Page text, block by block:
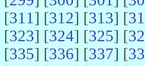
[311] [312] [313] [
[323] [324] [325] [
[335] [336] [337] [